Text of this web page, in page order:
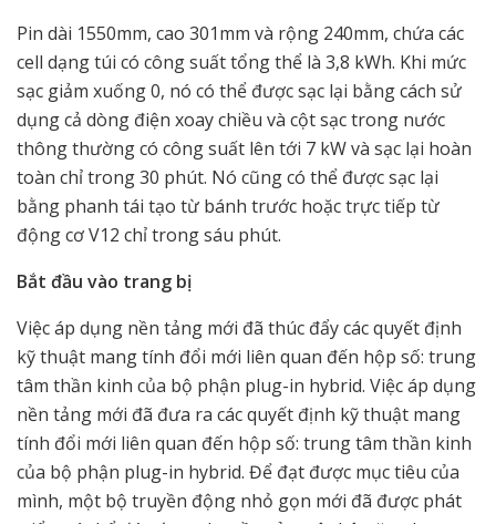
Pin dài 1550mm, cao 301mm và rộng 240mm, chứa các
cell dạng túi có công suất tổng thể là 3,8 kWh. Khi mức
sạc giảm xuống 0, nó có thể được sạc lại bằng cách sử
dụng cả dòng điện xoay chiều và cột sạc trong nước
thông thường có công suất lên tới 7 kW và sạc lại hoàn
toàn chỉ trong 30 phút. Nó cũng có thể được sạc lại
bằng phanh tái tạo từ bánh trước hoặc trực tiếp từ
động cơ V12 chỉ trong sáu phút.
Bắt đầu vào trang bị
Việc áp dụng nền tảng mới đã thúc đẩy các quyết định
kỹ thuật mang tính đổi mới liên quan đến hộp số: trung
tâm thần kinh của bộ phận plug-in hybrid. Việc áp dụng
nền tảng mới đã đưa ra các quyết định kỹ thuật mang
tính đổi mới liên quan đến hộp số: trung tâm thần kinh
của bộ phận plug-in hybrid. Để đạt được mục tiêu của
mình, một bộ truyền động nhỏ gọn mới đã được phát